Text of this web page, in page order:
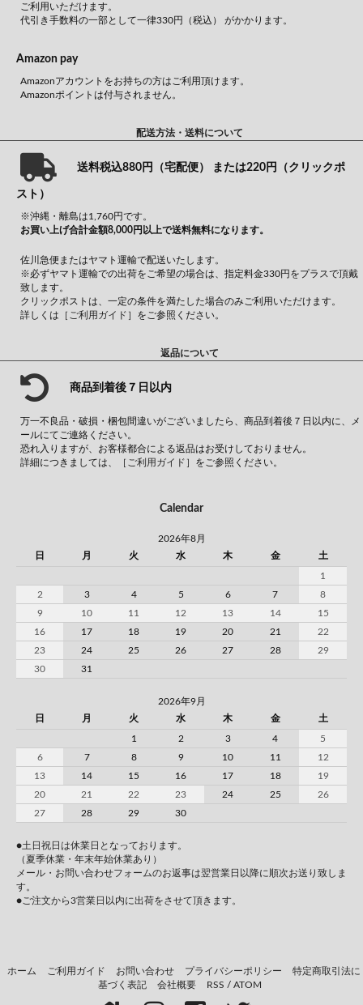
ご利用いただけます。
代引き手数料の一部として一律330円（税込） がかかります。
Amazon pay
Amazonアカウントをお持ちの方はご利用頂けます。
Amazonポイントは付与されません。
配送方法・送料について
送料税込880円（宅配便） または220円（クリックポ
スト）
※沖縄・離島は1,760円です。
お買い上げ合計金額8,000円以上で送料無料になります。
佐川急便またはヤマト運輸で配送いたします。
※必ずヤマト運輸での出荷をご希望の場合は、指定料金330円をプラスで頂戴
致します。
クリックポストは、一定の条件を満たした場合のみご利用いただけます。
詳しくは ［ご利用ガイド］ をご参照ください。
返品について
商品到着後７日以内
万一不良品・破損・梱包間違いがございましたら、商品到着後７日以内に、メ
ールにてご連絡ください。
恐れ入りますが、お客様都合による返品はお受けしておりません。
詳細につきましては、
［ご利用ガイド］ をご参照ください。
Calendar
2026年8月
日
月 火 水 木 金 土
1
2
3 4 5 6 7
8
9
10 11 12 13 14
15
16
17 18 19 20 21
22
23
24 25 26 27 28
29
30
31
2026年9月
日
月 火 水 木 金 土
1 2 3 4
5
6
7 8 9 10 11
12
13
14 15 16 17 18
19
20
21 22 23 24 25
26
27
28 29 30
●土日祝日は休業日となっております。
（夏季休業・年末年始休業あり）
メール・お問い合わせフォームのお返事は翌営業日以降に順次お送り致しま
す。
●ご注文から3営業日以内に出荷をさせて頂きます。
ホーム ご利用ガイド お問い合わせ プライバシーポリシー
特定商取引法に
基づく表記
会社概要 RSS / ATOM